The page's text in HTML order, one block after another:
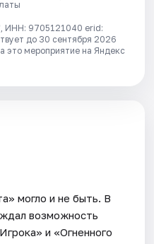
9705121040 erid:
до 30 сентября 2026
это мероприятие на Яндекс
могло и не быть. В
возможность
и «Огненного